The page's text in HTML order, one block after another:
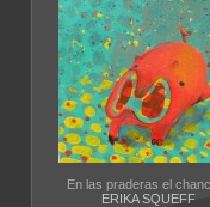
En las praderas el
ERIKA SQUEFF